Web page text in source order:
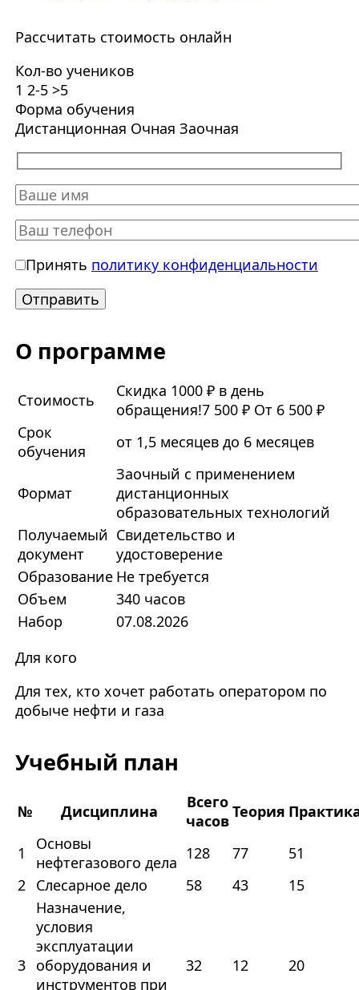
Рассчитать стоимость онлайн
Кол-во учеников
1 2-5 >5
Форма обучения
Дистанционная Очная Заочная
Принять политику конфиденциальности
О программе
Стоимость
Скидка 1000 ₽ в день
обращения!7 500 ₽ От 6 500 ₽
Срок
обучения
от 1,5 месяцев до 6 месяцев
Формат
Заочный с применением
дистанционных
образовательных технологий
Получаемый
документ
Свидетельство и
удостоверение
Образование Не требуется
Объем
340 часов
Набор
07.08.2026
Для кого
Для тех, кто хочет работать оператором по
добыче нефти и газа
Учебный план
№ Дисциплина
Всего
часовТеория
1
Основы
нефтегазового дела 128 77
51
2 Слесарное дело 58 43 15
3
Назначение,
условия
эксплуатации
оборудования и
инструментов при
32 12 20